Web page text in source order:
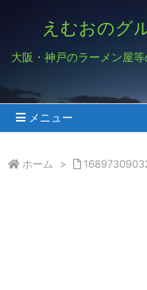
えむおのグ
大阪・神戸のラーメン屋
メニュー
ホーム >